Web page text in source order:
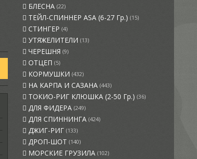
БЛЕСНА (22)
ТЕЙЛ-СПИННЕР ASA (6-27 Гр.) (15)
СТИНГЕР (4)
УТЯЖЕЛИТЕЛИ (13)
ЧЕРЕШНЯ (9)
ОТЦЕП (5)
КОРМУШКИ (432)
НА КАРПА И САЗАНА (443)
ТОКИО-РИГ КЛЮШКА (2-50 Гр.) (36)
ДЛЯ ФИДЕРА (249)
ДЛЯ СПИННИНГА (424)
ДЖИГ-РИГ (133)
ДРОП-ШОТ (140)
МОРСКИЕ ГРУЗИЛА (102)